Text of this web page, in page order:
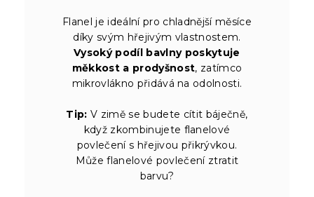
Flanel je ideální pro chladnější měsíce
díky svým hřejivým vlastnostem.
Vysoký podíl bavlny poskytuje
měkkost a prodyšnost, zatímco
mikrovlákno přidává na odolnosti.
Tip: V zimě se budete cítit báječně,
když zkombinujete flanelové
povlečení s hřejivou přikrývkou.
Může flanelové povlečení ztratit
barvu?